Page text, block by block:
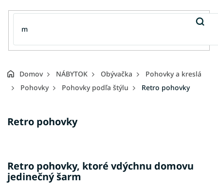
Domov NÁBYTOK Obývačka
Pohovky a kreslá
Pohovky
Pohovky podľa štýlu Retro pohovky
Retro pohovky
Retro pohovky, ktoré vdýchnu domovu
jedinečný šarm